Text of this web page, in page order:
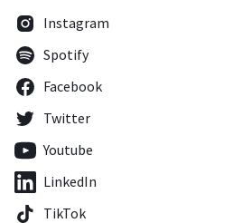
Instagram
Spotify
Facebook
Twitter
Youtube
LinkedIn
TikTok